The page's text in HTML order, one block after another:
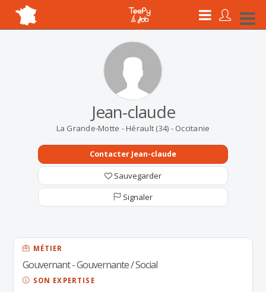
Jean-claude
La Grande-Motte - Hérault (34) - Occitanie
Contacter Jean-claude
Sauvegarder
Signaler
MÉTIER
Gouvernant - Gouvernante / Social
SON EXPERTISE